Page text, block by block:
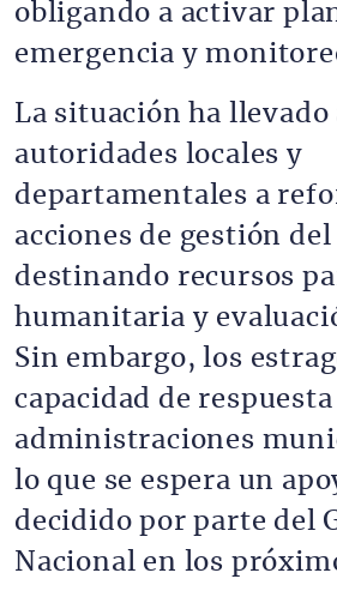
obligando a activar
emergencia y
La situación ha llevado
autoridades locales y
departamentales a
acciones de gestión
destinando recursos
humanitaria y
Sin embargo, los
capacidad de
administraciones
lo que se espera un
decidido por parte del
Nacional en los